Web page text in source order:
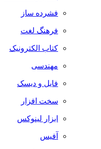
فشرده ساز
فرهنگ لغت
کتاب الکترونیک
مهندسی
فایل و دیسک
سخت افزار
ابزار لینوکس
آفیس